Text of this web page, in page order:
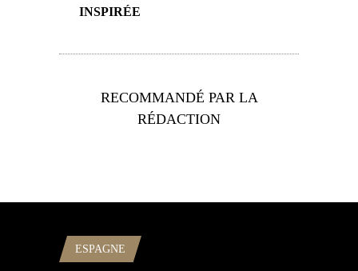
INSPIRÉE
RECOMMANDÉ PAR LA
RÉDACTION
ESPAGNE